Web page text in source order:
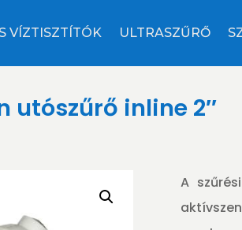
VÍZTISZTÍTÓK ULTRASZŰRŐ
utószűrő inline 2″
A